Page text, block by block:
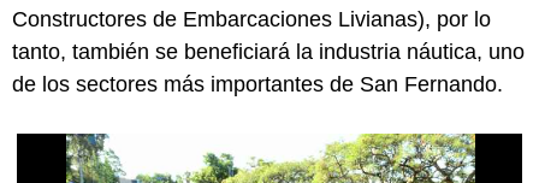
Constructores de Embarcaciones Livianas), por lo
tanto, también se beneficiará la industria náutica, uno
de los sectores más importantes de San Fernando.